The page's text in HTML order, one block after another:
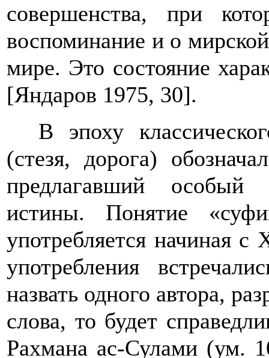
совершенства, при
воспоминание и о
мире. Это состояние
[Яндаров 1975, 30].
В эпоху
(стезя, дорога)
предлагавший
истины. Понятие
употребляется начиная
употребления
назвать одного автора,
слова, то будет
Рахмана ас-Сулами (ум.